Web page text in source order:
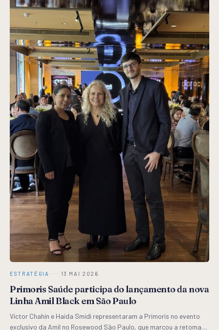
ESTRATÉGIA 13 MAI 2026
Primoris Saúde participa do lançamento da nova
Linha Amil Black em São Paulo
Victor Chahin e Haida Smidi representaram a Primoris no evento
exclusivo da Amil no Rosewood São Paulo, que marcou a retomada